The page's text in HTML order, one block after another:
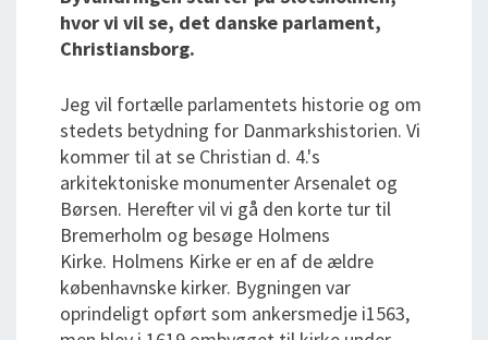
hvor vi vil se, det danske parlament,
Christiansborg.
Jeg vil fortælle parlamentets historie og om
stedets betydning for Danmarkshistorien. Vi
kommer til at se Christian d. 4.'s
arkitektoniske monumenter Arsenalet og
Børsen. Herefter vil vi gå den korte tur til
Bremerholm og besøge Holmens
Kirke. Holmens Kirke er en af de ældre
københavnske kirker. Bygningen var
oprindeligt opført som ankersmedje i1563,